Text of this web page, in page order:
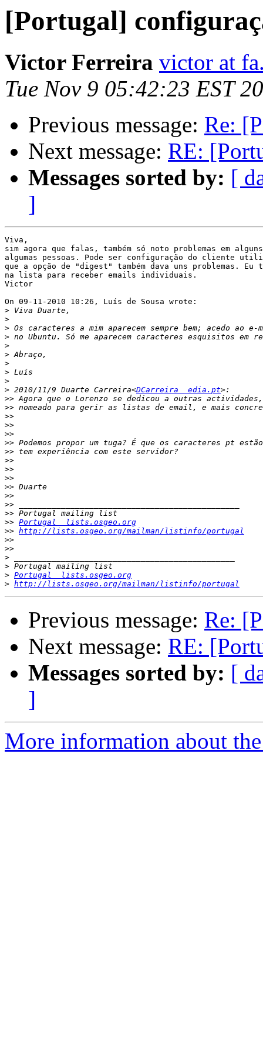
[Portugal]
Victor Ferreira victor at
Tue Nov 9 05:42:23 EST
Previous message: Re:
Next message: RE:
Messages sorted by: [
]
Viva,
sim agora que falas, também só noto problemas em
algumas pessoas. Pode ser configuração do cliente
que a opção de "digest" também dava uns problemas.
na lista para receber emails individuais.
Victor
On 09-11-2010 10:26, Luís de Sousa wrote:
>
>
>
>
>
>
>
>
>
> 2010/11/9 Duarte Carreira<DCarreira  edia.pt
>>
>>
>>
>>
>>
>>
>>
>>
>>
>>
>>
>>
>>
>>
>> Portugal  lists.osgeo.org
>> http://lists.osgeo.org/mailman/listinfo/portugal
>>
>>
>
>
> Portugal  lists.osgeo.org
> http://lists.osgeo.org/mailman/listinfo/portugal
Previous message: Re:
Next message: RE:
Messages sorted by: [
]
More information about